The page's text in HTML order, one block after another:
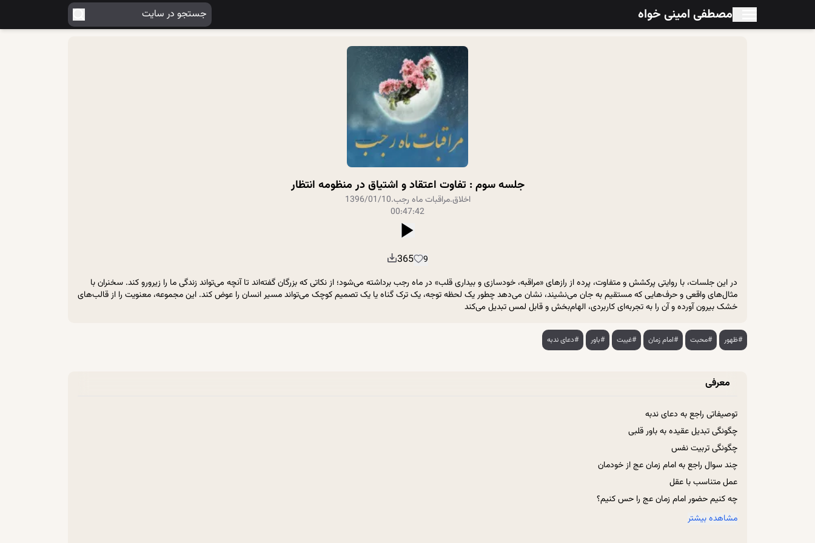
مصطفی امینی خواه
جلسه سوم : تفاوت اعتقاد و اشتیاق در منظومه انتظار
اخلاق.مراقبات ماه رجب.
1396/01/10
00:47:42
9
365
در این جلسات، با روایتی پرکشش و متفاوت، پرده از رازهای «مراقبه، خودسازی و بیداری قلب» در ماه رجب برداشته می‌شود؛ از نکاتی که بزرگان گفته‌اند تا آنچه می‌تواند زندگی ما را زیرورو کند. سخنران با
مثال‌های واقعی و حرف‌هایی که مستقیم به جان می‌نشیند، نشان می‌دهد چطور یک لحظه توجه، یک ترک گناه یا یک تصمیم کوچک می‌تواند مسیر انسان را عوض کند. این مجموعه، معنویت را از قالب‌های
خشک بیرون آورده و آن را به تجربه‌ای کاربردی، الهام‌بخش و قابل لمس تبدیل می‌کند
#ظهور #محبت #امام زمان #غیبت #باور #دعای ندبه
معرفی
توصیفاتی راجع‌ به دعای ندبه
چگونگی تبدیل عقیده به باور قلبی
چگونگی تربیت نفس
چند سوال راجع‌ به امام زمان عج از خودمان
عمل متناسب با عقل
چه کنیم حضور امام زمان عج را حس کنیم؟
چه زمانی خداوند به انسان عنایت می‌کند؟
مشاهده بیشتر